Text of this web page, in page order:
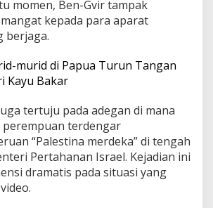
momen, Ben-Gvir tampak
kepada para aparat
berjaga.
murid di Papua Turun Tangan
Kayu Bakar
tertuju pada adegan di mana
terdengar
“Palestina merdeka” di tengah
Pertahanan Israel. Kejadian ini
dramatis pada situasi yang